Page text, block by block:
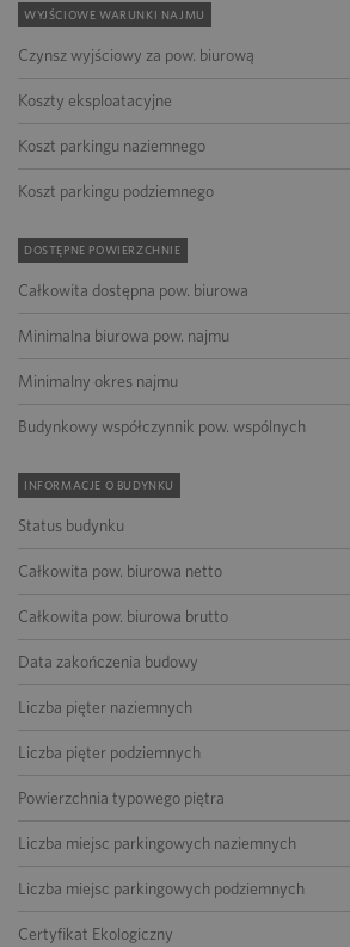
WYJŚCIOWE WARUNKI NAJMU
Czynsz wyjściowy za pow. biurową
Koszty eksploatacyjne
Koszt parkingu naziemnego
Koszt parkingu podziemnego
DOSTĘPNE POWIERZCHNIE
Całkowita dostępna pow. biurowa
Minimalna biurowa pow. najmu
Minimalny okres najmu
Budynkowy współczynnik pow. wspólnych
INFORMACJE O BUDYNKU
Status budynku
Całkowita pow. biurowa netto
Całkowita pow. biurowa brutto
Data zakończenia budowy
Liczba pięter naziemnych
Liczba pięter podziemnych
Powierzchnia typowego piętra
Liczba miejsc parkingowych naziemnych
Liczba miejsc parkingowych podziemnych
Certyfikat Ekologiczny